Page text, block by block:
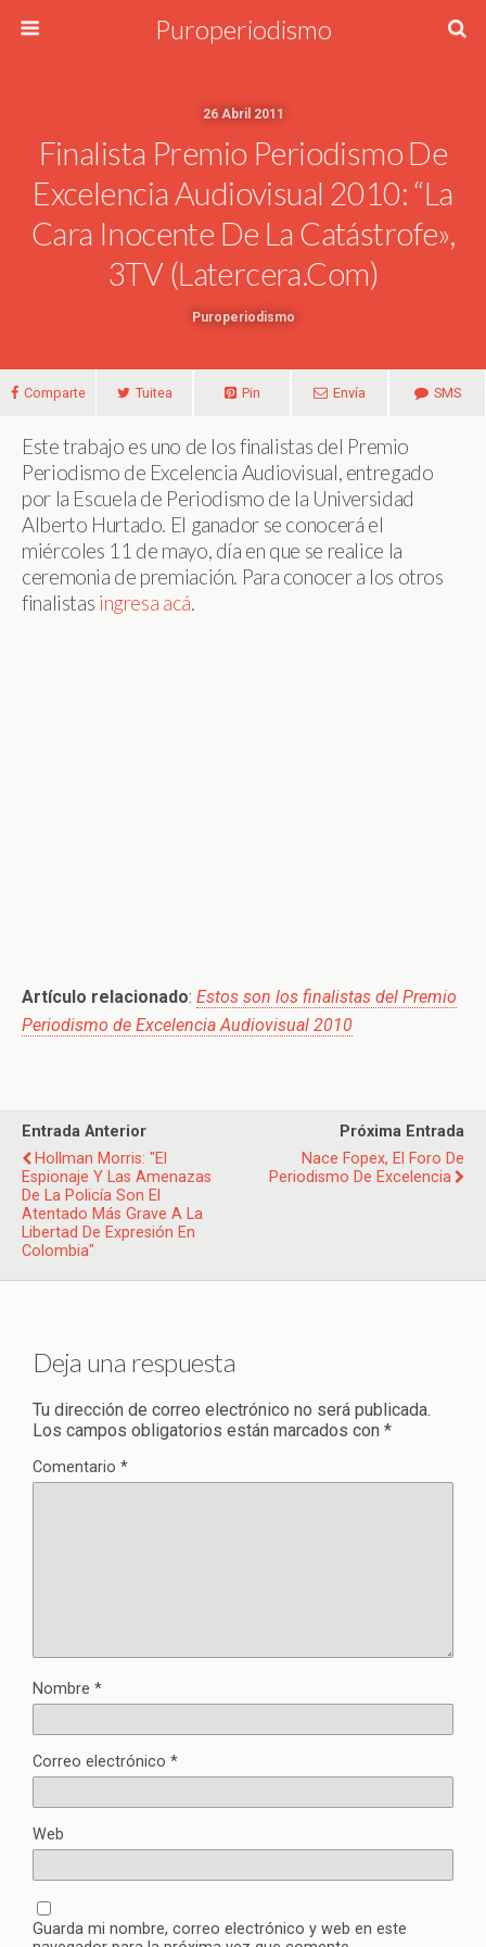
Puroperiodismo
26 Abril 2011
Finalista Premio Periodismo De
Excelencia Audiovisual 2010: “La
Cara Inocente De La Catástrofe»,
3TV (Latercera.com)
Puroperiodismo
Comparte Tuitea Pin Envía SMS
Este trabajo es uno de los finalistas del Premio
Periodismo de Excelencia Audiovisual, entregado
por la Escuela de Periodismo de la Universidad
Alberto Hurtado. El ganador se conocerá el
miércoles 11 de mayo, día en que se realice la
ceremonia de premiación. Para conocer a los otros
finalistas ingresa acá.
Artículo relacionado: Estos son los finalistas del Premio
Periodismo de Excelencia Audiovisual 2010
Entrada Anterior
Hollman Morris: "El
Espionaje Y Las Amenazas
De La Policía Son El
Atentado Más Grave A La
Libertad De Expresión En
Colombia"
Próxima Entrada
Nace Fopex, El Foro De
Periodismo De Excelencia
Deja una respuesta
Tu dirección de correo electrónico no será publicada.
Los campos obligatorios están marcados con *
Comentario *
Nombre *
Correo electrónico *
Web
Guarda mi nombre, correo electrónico y web en este